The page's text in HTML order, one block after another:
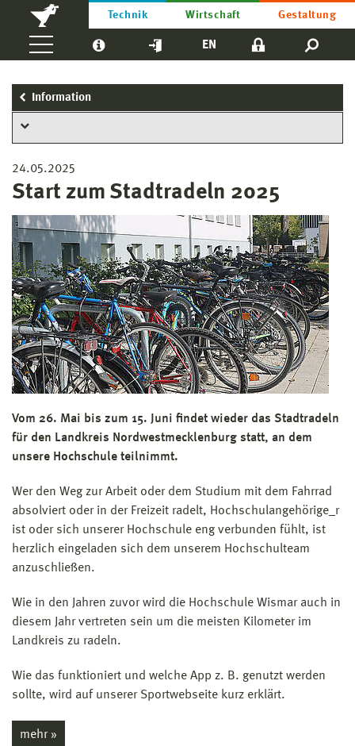
Technik Wirtschaft Gestaltung
EN
Information
24.05.2025
Start zum Stadtradeln 2025
Vom 26. Mai bis zum 15. Juni findet wieder das Stadtradeln
für den Landkreis Nordwestmecklenburg statt, an dem
unsere Hochschule teilnimmt.
Wer den Weg zur Arbeit oder dem Studium mit dem Fahrrad
absolviert oder in der Freizeit radelt, Hochschulangehörige_r
ist oder sich unserer Hochschule eng verbunden fühlt, ist
herzlich eingeladen sich dem unserem Hochschulteam
anzuschließen.
Wie in den Jahren zuvor wird die Hochschule Wismar auch in
diesem Jahr vertreten sein um die meisten Kilometer im
Landkreis zu radeln.
Wie das funktioniert und welche App z. B. genutzt werden
sollte, wird auf unserer Sportwebseite kurz erklärt.
mehr »